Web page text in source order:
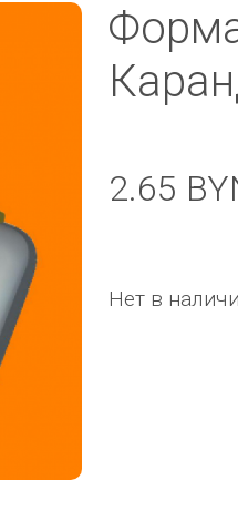
2.65
Нет в